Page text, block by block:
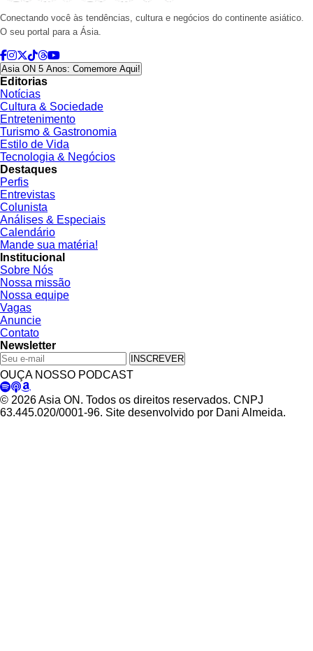
Conectando você às tendências, cultura e negócios do continente asiático.
O seu portal para a Ásia.
Asia ON 5 Anos: Comemore Aqui!
Editorias
Notícias
Cultura & Sociedade
Entretenimento
Turismo & Gastronomia
Estilo de Vida
Tecnologia & Negócios
Destaques
Perfis
Entrevistas
Colunista
Análises & Especiais
Calendário
Mande sua matéria!
Institucional
Sobre Nós
Nossa missão
Nossa equipe
Vagas
Anuncie
Contato
Newsletter
INSCREVER
OUÇA NOSSO PODCAST
© 2026 Asia ON. Todos os direitos reservados. CNPJ
63.445.020/0001-96. Site desenvolvido por Dani Almeida.